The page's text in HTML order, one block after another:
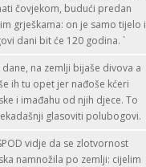
čovjekom, budući predan
grješkama: on je samo tijelo i
dani bit će 120 godina. `
dane, na zemlji bijaše divova a
ih tu opet jer nađoše kćeri
i imađahu od njih djece. To
glasoviti polubogovi.
vidje da se zlotvornost
namnožila po zemlji: cijelim